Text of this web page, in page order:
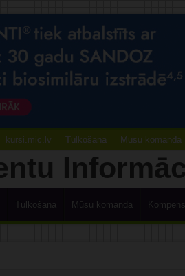
kursi.mic.lv Tulkošana Mūsu komanda
Tulkošana Mūsu komanda